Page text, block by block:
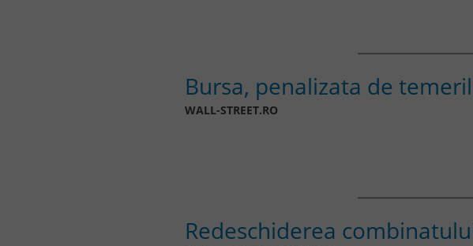
Bursa, penalizata de
WALL-STREET.RO
Redeschiderea